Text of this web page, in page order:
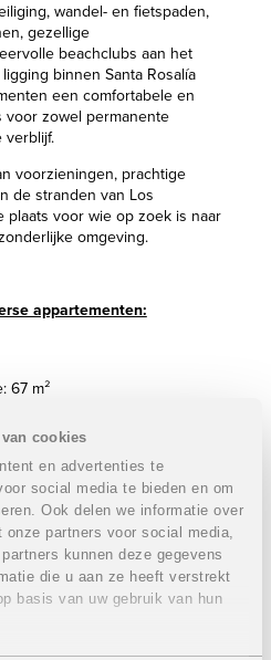
cookies
en advertenties te
social media te bieden en om
Ook delen we informatie over
partners voor social media,
kunnen deze gegevens
die u aan ze heeft verstrekt
basis van uw gebruik van hun
wandel- en fietspaden,
gezellige
beachclubs aan het
binnen Santa Rosalía
een comfortabele en
voor zowel permanente
verblijf.
voorzieningen, prachtige
de stranden van Los
plaats voor wie op zoek is naar
omgeving.
appartementen:
67 m²
en berging
op de eerste
92 m²